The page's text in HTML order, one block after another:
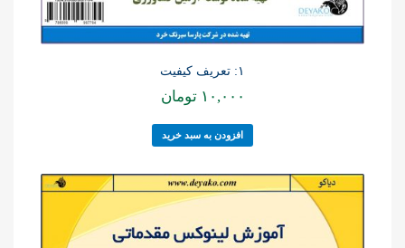
۱: تعریف کیفیت
۱۰,۰۰۰ تومان
افزودن به سبد خرید